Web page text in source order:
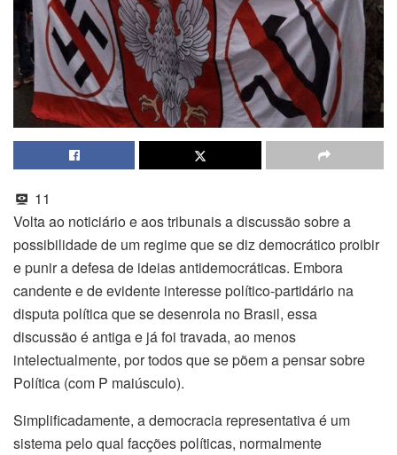
11
Volta ao noticiário e aos tribunais a discussão sobre a
possibilidade de um regime que se diz democrático proibir
e punir a defesa de ideias antidemocráticas. Embora
candente e de evidente interesse político-partidário na
disputa política que se desenrola no Brasil, essa
discussão é antiga e já foi travada, ao menos
intelectualmente, por todos que se põem a pensar sobre
Política (com P maiúsculo).
Simplificadamente, a democracia representativa é um
sistema pelo qual facções políticas, normalmente